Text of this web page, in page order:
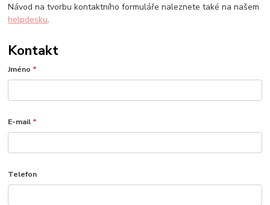
Návod na tvorbu kontaktního formuláře naleznete také na našem
helpdesku.
Kontakt
Jméno *
E-mail *
Telefon